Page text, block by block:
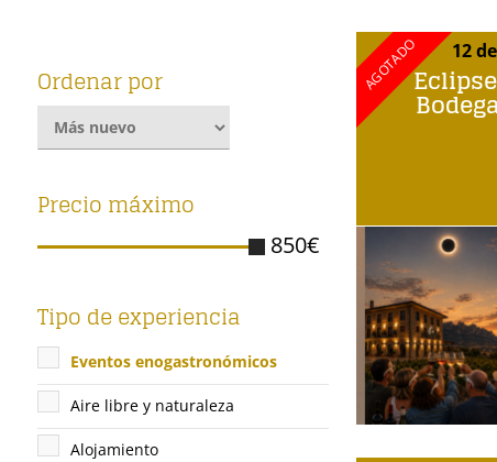
Ordenar por
Precio máximo
850€
Tipo de experiencia
Eventos enogastronómicos
Aire libre y naturaleza
Alojamiento
12